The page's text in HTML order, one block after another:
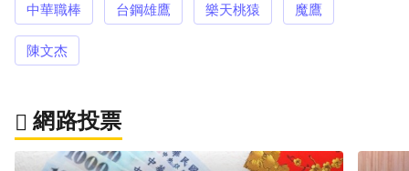
中華職棒 台鋼雄鷹 樂天桃猿 魔鷹
陳文杰
網路投票